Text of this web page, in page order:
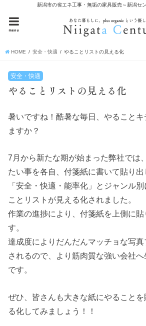
新潟市の省エネ工事・無垢の家具販売～新潟セ
menu
HOME 安全・快適 やることリストの見える化
安全・快適
やることリストの見える化
暑いですね！酷暑な毎日、やること
ますか？
7月から新たな期が始まった弊社では
たい事を各自、付箋紙に書いて貼り出
「安全・快適・能率化」とジャンル
ことリストが見える化されました。
作業の進捗により、付箋紙を上側に
す。
達成度によりだんだんマッチョな写
されるので、より筋肉質な強い会社へ
です。
ぜひ、皆さんも大きな紙にやることを
る化してみましょう！！